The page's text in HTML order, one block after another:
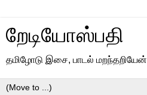
றேடியோஸ்பதி
தமிழோடு இசை, பாடல் மறந்தறியேன்